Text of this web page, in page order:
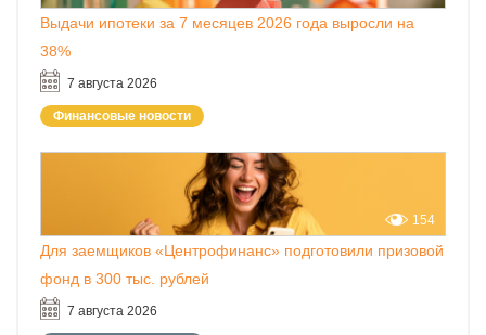
Выдачи ипотеки за 7 месяцев 2026 года выросли на
38%
7 августа 2026
Финансовые новости
Для заемщиков «Центрофинанс» подготовили призовой
фонд в 300 тыс. рублей
7 августа 2026
154